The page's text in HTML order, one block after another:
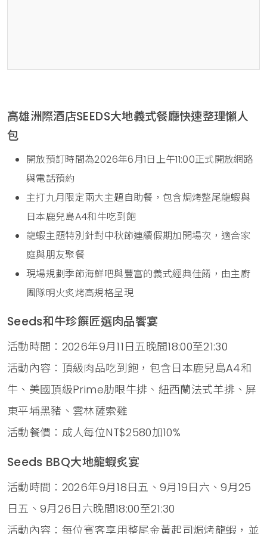
高雄洲際酒店SEEDS大地義式餐廳快速整理懶人
包
開放預訂時間為2026年6月1日上午11:00正式開放網路
與電話預約
主打九月限定兩大主題自助餐，包含焗烤整尾龍蝦與
日本鹿兒島A4和牛吃到飽
龍蝦主題特別針對中秋節連續假期加開場次，適合家
庭與朋友聚餐
現場規劃季節海鮮吧與豐富的義式經典佳餚，由主廚
團隊明火炙烤高規格呈現
Seeds和牛珍饌匠選肉品饗宴
活動時間：2026年9月11日五晚間18:00至21:30
活動內容：頂級肉品吃到飽，包含日本鹿兒島A4和
牛、美國頂級Prime肋眼牛排、紐西蘭法式羊排、屏
東平埔黑豬、雲林薩索雞
活動餐價：成人每位NT$2580加10%
Seeds BBQ大地龍蝦炙宴
活動時間：2026年9月18日五、9月19日六、9月25
日五、9月26日六晚間18:00至21:30
活動內容：每位賓客享用整尾金黃起司焗烤龍蝦，並